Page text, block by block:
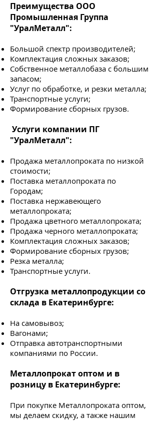
Преимущества ООО
Промышленная Группа
"УралМеталл":
Большой спектр производителей;
Комплектация сложных заказов;
Собственное металлобаза с большим
запасом;
Услуг по обработке, и резки металла;
Транспортные услуги;
Формирование сборных грузов.
Услуги компании ПГ
"УралМеталл":
Продажа металлопроката по низкой
стоимости;
Поставка металлопроката по
Городам;
Поставка нержавеющего
металлопроката;
Продажа цветного металлопроката;
Продажа черного металлопроката;
Комплектация сложных заказов;
Формирование сборных грузов;
Резка металла;
Транспортные услуги.
Отгрузка металлопродукции со
склада в Екатеринбурге:
На самовывоз;
Вагонами;
Отправка автотранспортными
компаниями по России.
Металлопрокат оптом и в
розницу в Екатеринбурге:
При покупке Металлопроката оптом,
мы делаем скидку, а также нашим